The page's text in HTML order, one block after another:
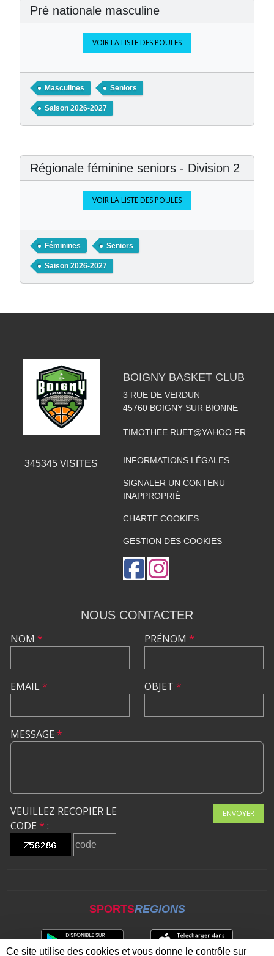
Pré nationale masculine
VOIR LA LISTE DES POULES
Masculines Seniors
Saison 2026-2027
Régionale féminine seniors - Division 2
VOIR LA LISTE DES POULES
Féminines Seniors
Saison 2026-2027
345345 VISITES
BOIGNY BASKET CLUB
3 RUE DE VERDUN
45760 BOIGNY SUR BIONNE
TIMOTHEE.RUET@YAHOO.FR
INFORMATIONS LÉGALES
SIGNALER UN CONTENU
INAPPROPRIÉ
CHARTE COOKIES
GESTION DES COOKIES
NOUS CONTACTER
NOM *
EMAIL*
PRÉNOM *
OBJET *
MESSAGE *
VEUILLEZ RECOPIER LE
CODE * :
ENVOYER
SPORTSREGIONS
Ce site utilise des cookies et vous donne le contrôle sur